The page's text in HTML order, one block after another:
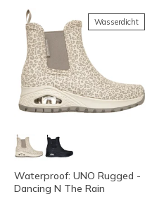
Wasserdicht
Waterproof: UNO Rugged -
Dancing N The Rain